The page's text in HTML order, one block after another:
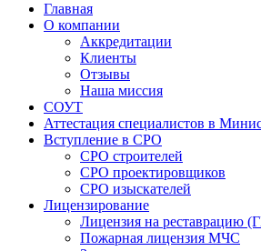
Главная
О компании
Аккредитации
Клиенты
Отзывы
Наша миссия
СОУТ
Аттестация специалистов в
Вступление в СРО
СРО строителей
СРО проектировщиков
СРО изыскателей
Лицензирование
Лицензия на реставрацию
Пожарная лицензия МЧС